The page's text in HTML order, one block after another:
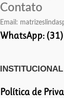
Contato
Email:
WhatsApp:
INSTITUCIONAL
Política de